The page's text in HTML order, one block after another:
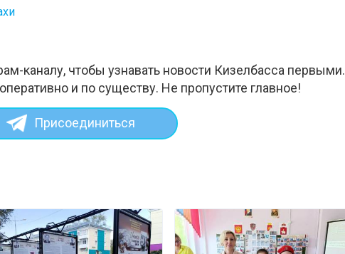
каналу, чтобы узнавать новости Кизелбасса первыми.
и по существу. Не пропустите главное!
Присоединиться